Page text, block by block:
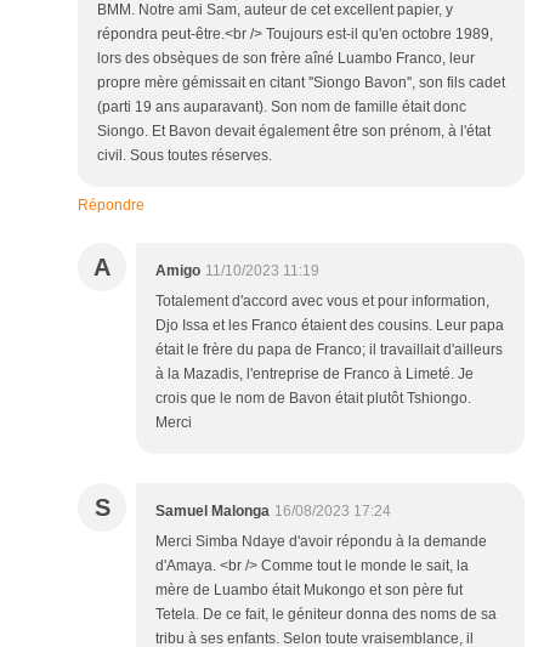
BMM. Notre ami Sam, auteur de cet excellent papier, y
répondra peut-être.<br /> Toujours est-il qu'en octobre 1989,
lors des obsèques de son frère aîné Luambo Franco, leur
propre mère gémissait en citant ''Siongo Bavon'', son fils cadet
(parti 19 ans auparavant). Son nom de famille était donc
Siongo. Et Bavon devait également être son prénom, à l'état
civil. Sous toutes réserves.
Répondre
A Amigo 11/10/2023 11:19
Totalement d'accord avec vous et pour information,
Djo Issa et les Franco étaient des cousins. Leur papa
était le frère du papa de Franco; il travaillait d'ailleurs
à la Mazadis, l'entreprise de Franco à Limeté. Je
crois que le nom de Bavon était plutôt Tshiongo.
Merci
S Samuel Malonga 16/08/2023 17:24
Merci Simba Ndaye d'avoir répondu à la demande
d'Amaya. <br /> Comme tout le monde le sait, la
mère de Luambo était Mukongo et son père fut
Tetela. De ce fait, le géniteur donna des noms de sa
tribu à ses enfants. Selon toute vraisemblance, il